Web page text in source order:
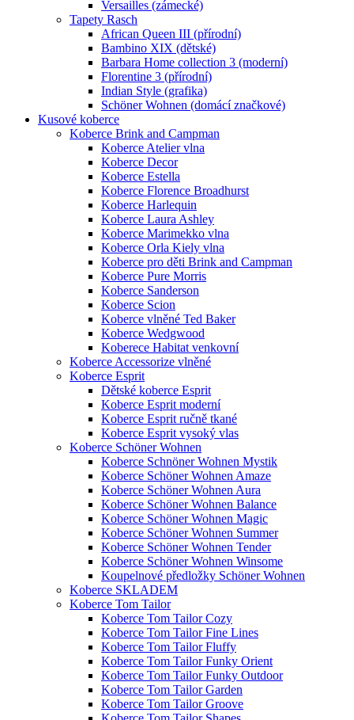
Versailles (zámecké)
Tapety Rasch
African Queen III (přírodní)
Bambino XIX (dětské)
Barbara Home collection 3 (moderní)
Florentine 3 (přírodní)
Indian Style (grafika)
Schöner Wohnen (domácí značkové)
Kusové koberce
Koberce Brink and Campman
Koberce Atelier vlna
Koberce Decor
Koberce Estella
Koberce Florence Broadhurst
Koberce Harlequin
Koberce Laura Ashley
Koberce Marimekko vlna
Koberce Orla Kiely vlna
Koberce pro děti Brink and Campman
Koberce Pure Morris
Koberce Sanderson
Koberce Scion
Koberce vlněné Ted Baker
Koberce Wedgwood
Koberece Habitat venkovní
Koberce Accessorize vlněné
Koberce Esprit
Dětské koberce Esprit
Koberce Esprit moderní
Koberce Esprit ručně tkané
Koberce Esprit vysoký vlas
Koberce Schöner Wohnen
Koberce Schnöner Wohnen Mystik
Koberce Schöner Wohnen Amaze
Koberce Schöner Wohnen Aura
Koberce Schöner Wohnen Balance
Koberce Schöner Wohnen Magic
Koberce Schöner Wohnen Summer
Koberce Schöner Wohnen Tender
Koberce Schöner Wohnen Winsome
Koupelnové předložky Schöner Wohnen
Koberce SKLADEM
Koberce Tom Tailor
Koberce Tom Tailor Cozy
Koberce Tom Tailor Fine Lines
Koberce Tom Tailor Fluffy
Koberce Tom Tailor Funky Orient
Koberce Tom Tailor Funky Outdoor
Koberce Tom Tailor Garden
Koberce Tom Tailor Groove